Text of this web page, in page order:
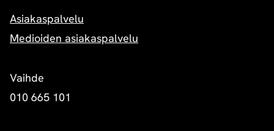
Asiakaspalvelu
Medioiden asiakaspalvelu
Vaihde
010 665 101